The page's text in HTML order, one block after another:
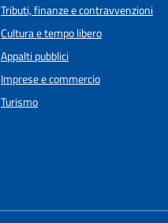
Tributi, finanze e contravvenzioni
Cultura e tempo libero
Appalti pubblici
Imprese e commercio
Turismo